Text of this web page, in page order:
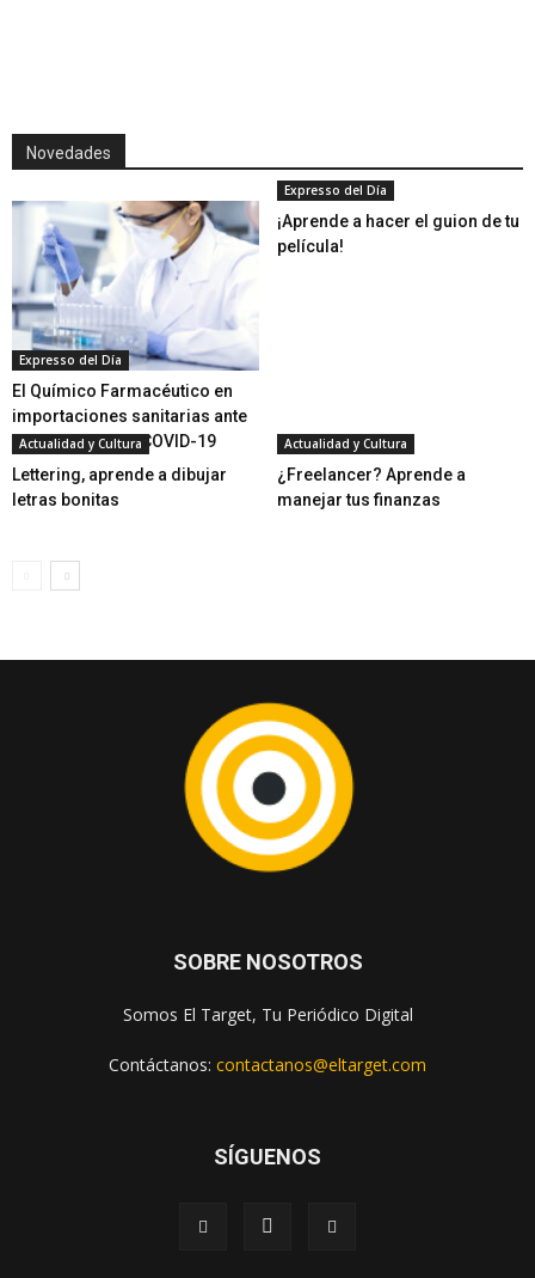
Novedades
Expresso del Día
El Químico Farmacéutico en
importaciones sanitarias ante
la pandemia del COVID-19
Expresso del Día
¡Aprende a hacer el guion de tu
película!
Actualidad y Cultura
Lettering, aprende a dibujar
letras bonitas
Actualidad y Cultura
¿Freelancer? Aprende a
manejar tus finanzas
SOBRE NOSOTROS
Somos El Target, Tu Periódico Digital
Contáctanos: contactanos@eltarget.com
SÍGUENOS